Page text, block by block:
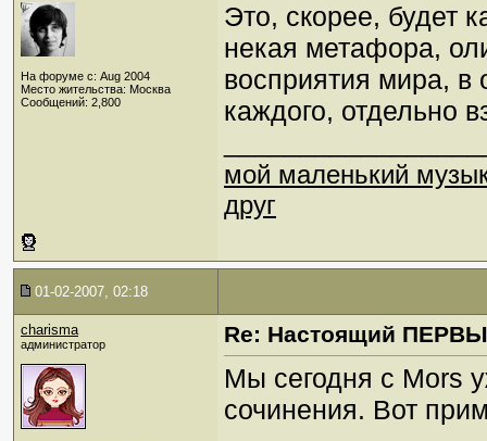
На форуме с: Aug 2004
Место жительства: Москва
Сообщений: 2,800
Это, скорее, будет
некая метафора,
восприятия мира, в
каждого, отдельно
мой маленький
друг
01-02-2007, 02:18
charisma
администратор Re: Настоящий
Мы сегодня с Mors
сочинения. Вот